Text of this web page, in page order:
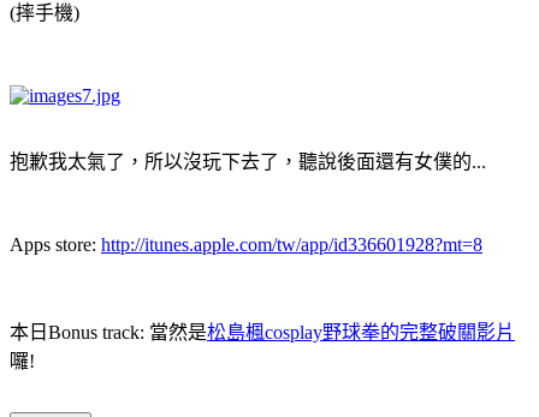
(摔手機)
抱歉我太氣了，所以沒玩下去了，聽說後面還有女僕的...
Apps store: http://itunes.apple.com/tw/app/id336601928?mt=8
本日Bonus track: 當然是松島楓cosplay野球拳的完整破關影片
囉!